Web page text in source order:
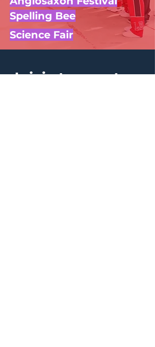
Spelling Bee
Science Fair
¡Inicia tu aventura